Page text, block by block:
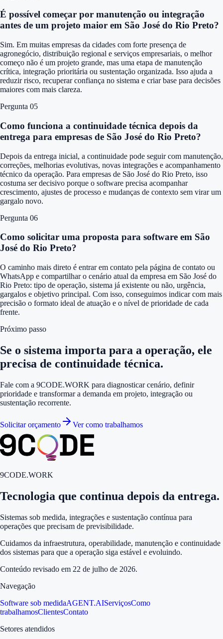
É possível começar por manutenção ou integração
antes de um projeto maior em São José do Rio Preto?
Sim. Em muitas empresas da cidades com forte presença de
agronegócio, distribuição regional e serviços empresariais, o melhor
começo não é um projeto grande, mas uma etapa de manutenção
crítica, integração prioritária ou sustentação organizada. Isso ajuda a
reduzir risco, recuperar confiança no sistema e criar base para decisões
maiores com mais clareza.
Pergunta 05
Como funciona a continuidade técnica depois da
entrega para empresas de São José do Rio Preto?
Depois da entrega inicial, a continuidade pode seguir com manutenção,
correções, melhorias evolutivas, novas integrações e acompanhamento
técnico da operação. Para empresas de São José do Rio Preto, isso
costuma ser decisivo porque o software precisa acompanhar
crescimento, ajustes de processo e mudanças de contexto sem virar um
gargalo novo.
Pergunta 06
Como solicitar uma proposta para software em São
José do Rio Preto?
O caminho mais direto é entrar em contato pela página de contato ou
WhatsApp e compartilhar o cenário atual da empresa em São José do
Rio Preto: tipo de operação, sistema já existente ou não, urgência,
gargalos e objetivo principal. Com isso, conseguimos indicar com mais
precisão o formato ideal de atuação e o nível de prioridade de cada
frente.
Próximo passo
Se o sistema importa para a operação, ele
precisa de continuidade técnica.
Fale com a 9CODE.WORK para diagnosticar cenário, definir
prioridade e transformar a demanda em projeto, integração ou
sustentação recorrente.
Solicitar orçamento Ver como trabalhamos
9CODE.WORK
Tecnologia que continua depois da entrega.
Sistemas sob medida, integrações e sustentação contínua para
operações que precisam de previsibilidade.
Cuidamos da infraestrutura, operabilidade, manutenção e continuidade
dos sistemas para que a operação siga estável e evoluindo.
Conteúdo revisado em 22 de julho de 2026.
Navegação
Software sob medidaAGENT.AIServiçosComo
trabalhamosClientesContato
Setores atendidos